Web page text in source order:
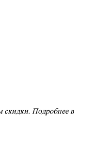
скидки. Подробнее в